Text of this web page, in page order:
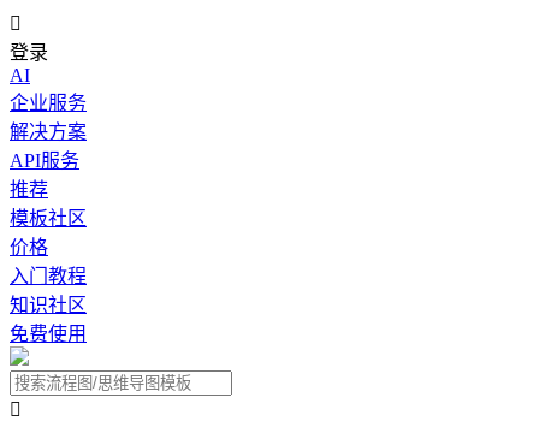

登录
AI
企业服务
解决方案
API服务
推荐
模板社区
价格
入门教程
知识社区
免费使用
